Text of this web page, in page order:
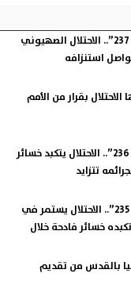
طوفان الأقصى ” اليوم ال 237”.. الاحتلال الصهيوني
استنزافه
بقرار من الأمم
طوفان الأقصى ” اليوم ال 236”.. الاحتلال يتكبد خسائر
تتزايد
طوفان الأقصى ” اليوم ال 235”.. الاحتلال يستمر في
خسائر فادحة خلال
بالقدس من تقديم